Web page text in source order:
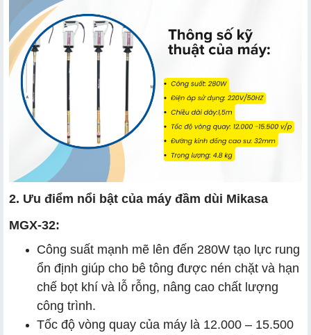
2. Ưu điểm nổi bật của máy đầm dùi Mikasa
MGX-32:
Công suất mạnh mẽ lên đến 280W tạo lực rung
ổn định giúp cho bê tông được nén chặt và hạn
chế bọt khí và lỗ rỗng, nâng cao chất lượng
công trình.
Tốc độ vòng quay của máy là 12.000 – 15.500